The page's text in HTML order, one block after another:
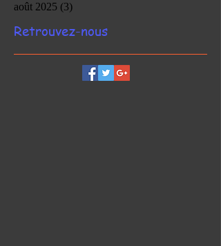
août 2025 (3)
Retrouvez-nous